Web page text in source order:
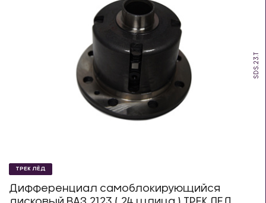
SDS.23.T
ТРЕК ЛЁД
Дифференциал самоблокирующийся